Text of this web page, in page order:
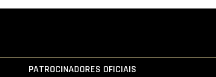
PATROCINADORES OFICIAIS